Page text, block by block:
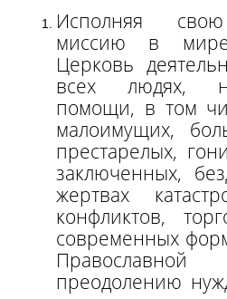
Исполняя
миссию в
Церковь
всех людях,
помощи, в том
малоимущих,
престарелых,
заключенных,
жертвах
конфликтов,
современных
преодолению